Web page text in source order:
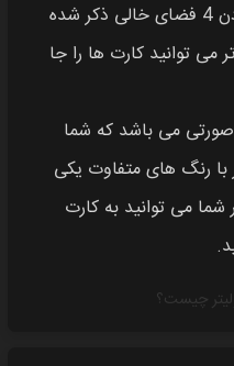
توجه داشته باشید هنگام پر کردن 4 فضای خالی ذکر شده
می توانید کارت ها را جا
می باشد که شما
با رنگ های متفاوت یکی
شما می توانید به کارت
چیست؟